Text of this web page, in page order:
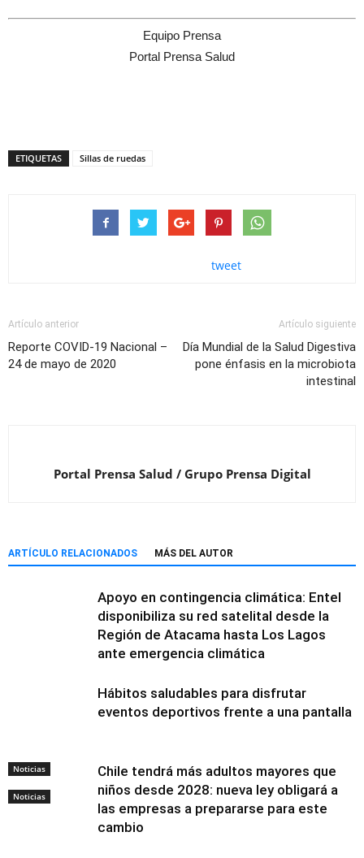
Equipo Prensa
Portal Prensa Salud
ETIQUETAS Sillas de ruedas
tweet
Artículo anterior
Reporte COVID-19 Nacional –
24 de mayo de 2020
Artículo siguiente
Día Mundial de la Salud Digestiva
pone énfasis en la microbiota
intestinal
Portal Prensa Salud / Grupo Prensa Digital
ARTÍCULO RELACIONADOS MÁS DEL AUTOR
Noticias
Apoyo en contingencia climática: Entel
disponibiliza su red satelital desde la
Región de Atacama hasta Los Lagos
ante emergencia climática
Noticias
Hábitos saludables para disfrutar
eventos deportivos frente a una pantalla
Chile tendrá más adultos mayores que
niños desde 2028: nueva ley obligará a
las empresas a prepararse para este
cambio